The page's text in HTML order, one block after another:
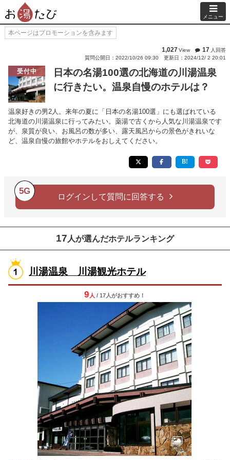
メニュー
本ページはプロモーションを含みます
1,027View 17 人回答
質問公開日：2022/10/26 09:30
更新日：2024/12/ 2 20:01
受付中
日本の名湯100選の北海道の川湯温泉
に行きたい。温泉自慢のホテルは？
温泉好きの男2人。来年の夏に「日本の名湯100選」にも選ばれている
北海道の川湯温泉に行ってみたい。薬湯で古くから人気な川湯温泉です
が、泉質が良い、お風呂の数が多い、露天風呂からの景色がきれいな
ど、温泉自慢の旅館やホテルをおしえてください。
5G
ログインして質問に回答する
17 人が選んだホテルランキング
川湯温泉 川湯観光ホテル
9 人 / 17人がおすすめ！